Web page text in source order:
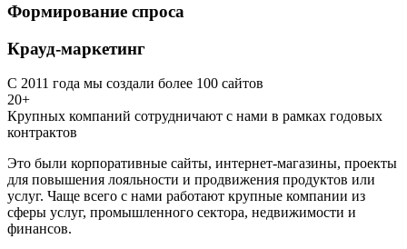
Формирование спроса
Крауд-маркетинг
С 2011 года мы создали более 100 сайтов
20+
Крупных компаний сотрудничают с нами в рамках годовых
контрактов
Это были корпоративные сайты, интернет-магазины, проекты
для повышения лояльности и продвижения продуктов или
услуг. Чаще всего с нами работают крупные компании из
сферы услуг, промышленного сектора, недвижимости и
финансов.